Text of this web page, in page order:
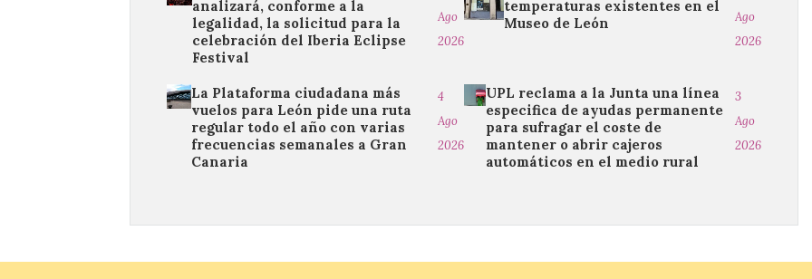
analizará, conforme a la
legalidad, la solicitud para la
celebración del Iberia Eclipse
Festival
Ago
2026
temperaturas existentes en el
Museo de León
Ago
2026
La Plataforma ciudadana más
vuelos para León pide una ruta
regular todo el año con varias
frecuencias semanales a Gran
Canaria
4
Ago
2026
UPL reclama a la Junta una línea
especifica de ayudas permanente
para sufragar el coste de
mantener o abrir cajeros
automáticos en el medio rural
3
Ago
2026